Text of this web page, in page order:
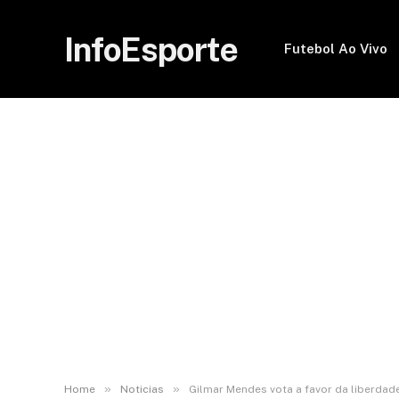
InfoEsporte Futebol Ao Vivo
Home » Noticias » Gilmar Mendes vota a favor da